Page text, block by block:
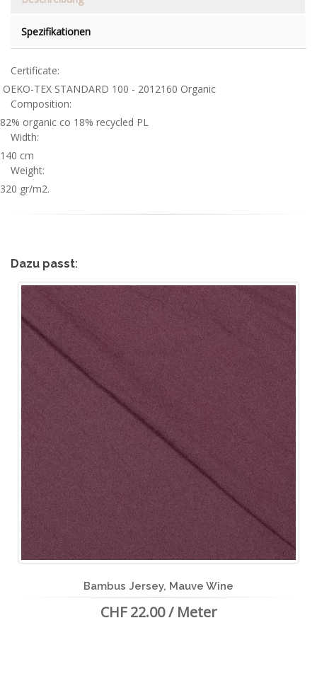
Spezifikationen
Certificate:
OEKO-TEX STANDARD 100 - 2012160 Organic
Composition:
82% organic co 18% recycled PL
Width:
140 cm
Weight:
320 gr/m2.
Dazu passt:
Bambus Jersey, Mauve Wine
CHF 22.00 / Meter